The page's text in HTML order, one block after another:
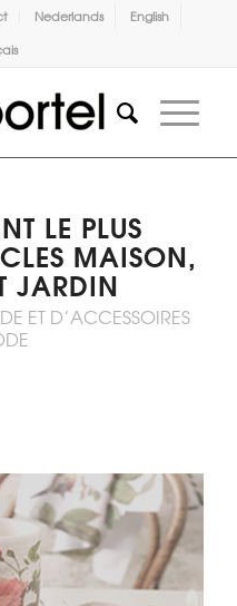
Nederlands
English
LE PLUS
MAISON,
JARDIN
ET D’ACCESSOIRES